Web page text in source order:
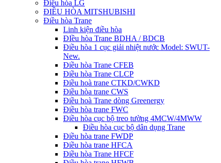
Điều hòa LG
ĐIỀU HÒA MITSHUBISHI
Điều hòa Trane
Linh kiện điều hòa
ĐIều hòa Trane BDHA / BDCB
Điều hòa 1 cục giải nhiệt nước Model: SWUT-
New.
Điều hòa Trane CFEB
Điều hòa Trane CLCP
Điều hoà trane CTKD/CWKD
Điều hòa trane CWS
Điều hoà Trane dòng Greenergy
Điều hòa trane FWC
Điều hòa cục bộ treo tường 4MCW/4MWW
Điều hòa cục bộ dân dụng Trane
Điều hòa trane FWDP
Điều hòa trane HFCA
Điều hòa Trane HFCF